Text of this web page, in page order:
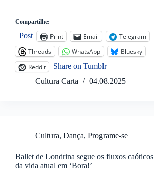
Compartilhe:
Post Print Email
Telegram
Threads
WhatsApp
Bluesky
Reddit
Share on Tumblr
Cultura Carta
04.08.2025
Cultura, Dança, Programe-se
Ballet de Londrina segue os fluxos caóticos
da vida atual em ‘Bora!’